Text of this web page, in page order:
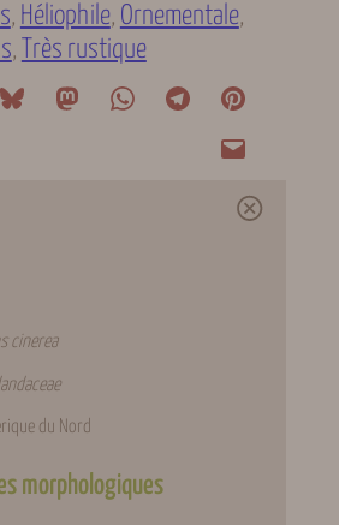
, Héliophile, Ornementale
, Très rustique
cinerea
du Nord
morphologiques